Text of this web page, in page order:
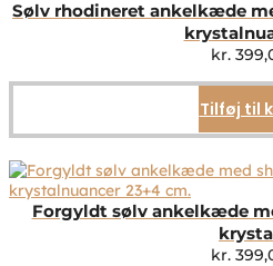
Sølv rhodineret ankelkæde
kr.
Tilføj til
Forgyldt sølv ankelkæde
kr.